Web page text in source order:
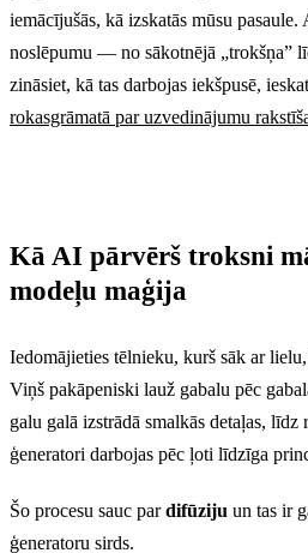
iemācījušās, kā izskatās mūsu
noslēpumu — no sākotnējā „trokšņa”
zināsiet, kā tas darbojas iekšpusē,
rokasgrāmatā par uzvedinājumu
Kā AI pārvērš troksni
modeļu maģija
Iedomājieties tēlnieku, kurš sāk ar
Viņš pakāpeniski lauž gabalu pēc
galu galā izstrādā smalkās detaļas,
ģeneratori darbojas pēc ļoti līdzīga
Šo procesu sauc pardifūziju un tas ir
ģeneratoru sirds.